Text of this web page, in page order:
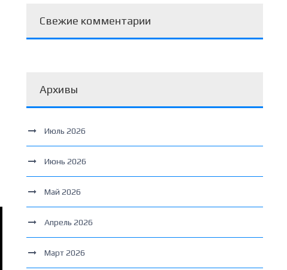
Свежие комментарии
Архивы
Июль 2026
Июнь 2026
Май 2026
Апрель 2026
Март 2026